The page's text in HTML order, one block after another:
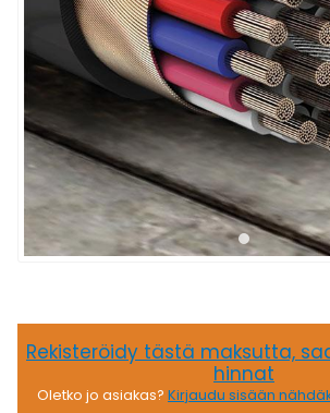
Rekisteröidy tästä maksutta,
hinnat
Oletko jo asiakas? Kirjaudu sisään